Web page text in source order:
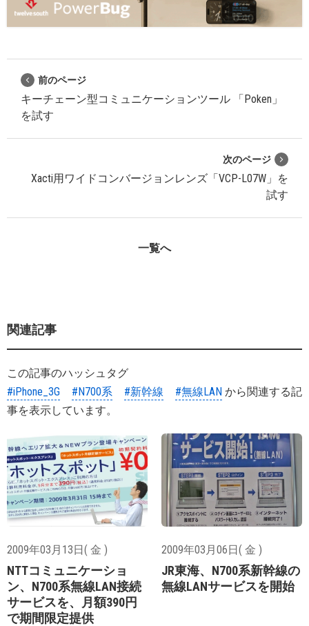
前のページ
キーチェーン型コミュニケーションツール 「Poken」
を試す
次のページ
Xacti用ワイドコンバージョンレンズ「VCP-L07W」を
試す
一覧へ
関連記事
この記事のハッシュタグ
#iPhone_3G
#N700系 #新幹線 #無線LAN から関連する記
事を表示しています。
2009年03月13日( 金 )
NTTコミュニケーショ
ン、N700系無線LAN接続
サービスを、月額390円
で期間限定提供
2009年03月06日( 金 )
JR東海、N700系新幹線の
無線LANサービスを開始